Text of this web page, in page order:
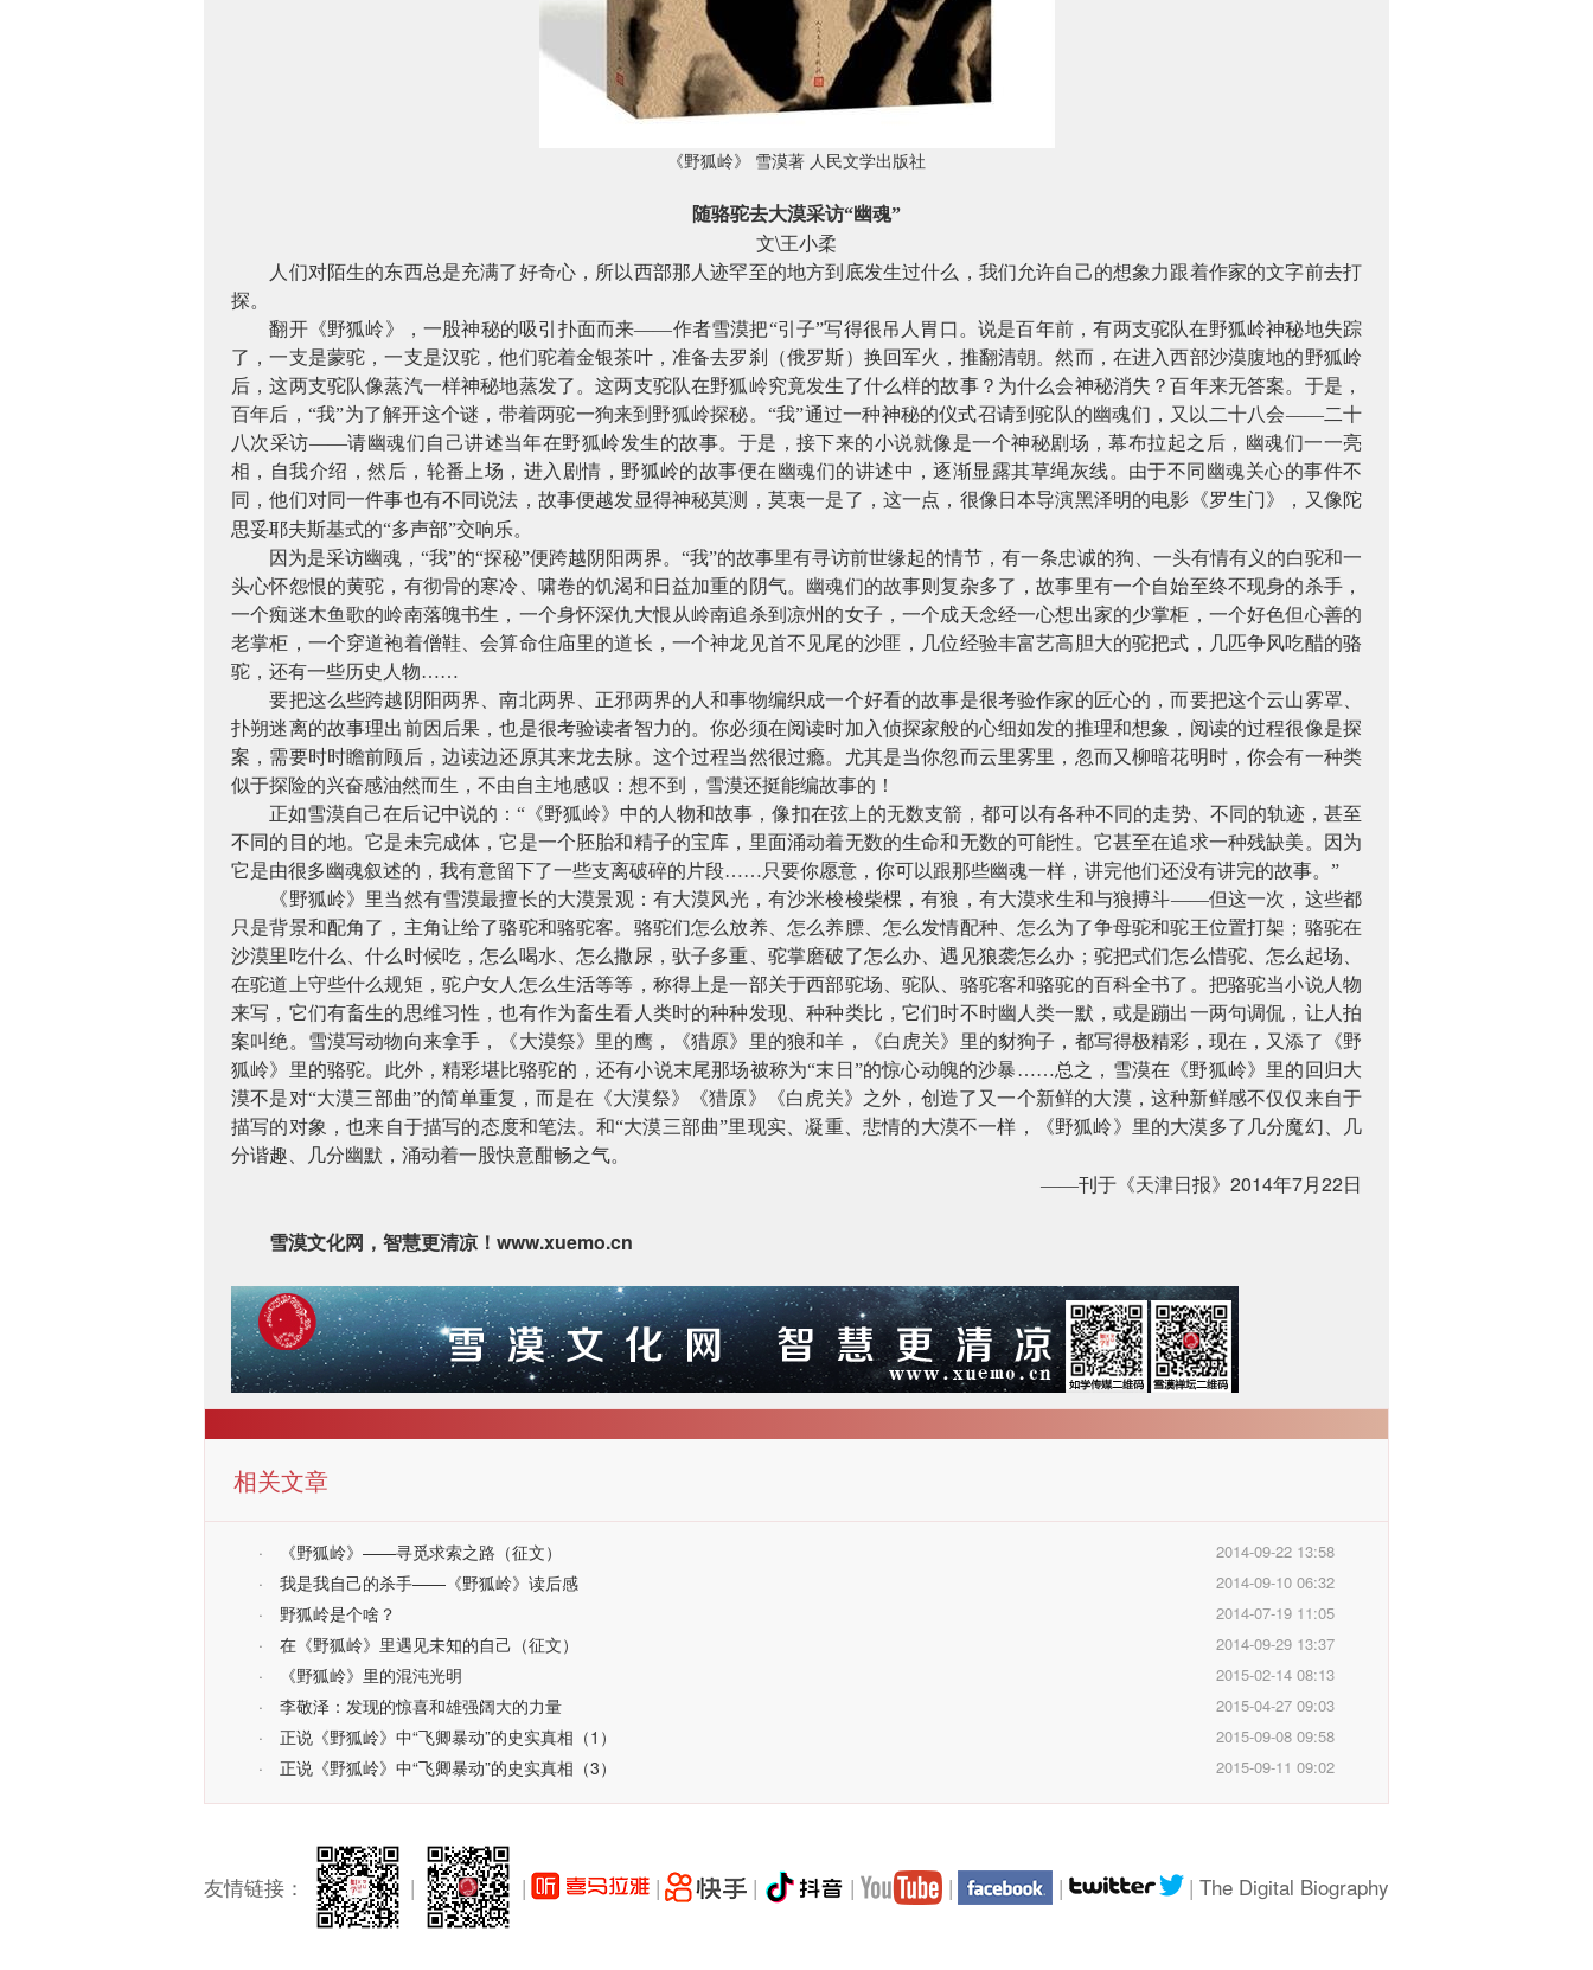
《野狐岭》 雪漠著 人民文学出版社
随骆驼去大漠采访“幽魂”
文\王小柔
人们对陌生的东西总是充满了好奇心，所以西部那人迹罕至的地方到底发生过什么，我们允许自己的想象力跟着作家的文字前去打
探。
翻开《野狐岭》，一股神秘的吸引扑面而来——作者雪漠把“引子”写得很吊人胃口。说是百年前，有两支驼队在野狐岭神秘地失踪
了，一支是蒙驼，一支是汉驼，他们驼着金银茶叶，准备去罗刹（俄罗斯）换回军火，推翻清朝。然而，在进入西部沙漠腹地的野狐岭
后，这两支驼队像蒸汽一样神秘地蒸发了。这两支驼队在野狐岭究竟发生了什么样的故事？为什么会神秘消失？百年来无答案。于是，
百年后，“我”为了解开这个谜，带着两驼一狗来到野狐岭探秘。“我”通过一种神秘的仪式召请到驼队的幽魂们，又以二十八会——二十
八次采访——请幽魂们自己讲述当年在野狐岭发生的故事。于是，接下来的小说就像是一个神秘剧场，幕布拉起之后，幽魂们一一亮
相，自我介绍，然后，轮番上场，进入剧情，野狐岭的故事便在幽魂们的讲述中，逐渐显露其草绳灰线。由于不同幽魂关心的事件不
同，他们对同一件事也有不同说法，故事便越发显得神秘莫测，莫衷一是了，这一点，很像日本导演黑泽明的电影《罗生门》，又像陀
思妥耶夫斯基式的“多声部”交响乐。
因为是采访幽魂，“我”的“探秘”便跨越阴阳两界。“我”的故事里有寻访前世缘起的情节，有一条忠诚的狗、一头有情有义的白驼和一
头心怀怨恨的黄驼，有彻骨的寒冷、啸卷的饥渴和日益加重的阴气。幽魂们的故事则复杂多了，故事里有一个自始至终不现身的杀手，
一个痴迷木鱼歌的岭南落魄书生，一个身怀深仇大恨从岭南追杀到凉州的女子，一个成天念经一心想出家的少掌柜，一个好色但心善的
老掌柜，一个穿道袍着僧鞋、会算命住庙里的道长，一个神龙见首不见尾的沙匪，几位经验丰富艺高胆大的驼把式，几匹争风吃醋的骆
驼，还有一些历史人物……
要把这么些跨越阴阳两界、南北两界、正邪两界的人和事物编织成一个好看的故事是很考验作家的匠心的，而要把这个云山雾罩、
扑朔迷离的故事理出前因后果，也是很考验读者智力的。你必须在阅读时加入侦探家般的心细如发的推理和想象，阅读的过程很像是探
案，需要时时瞻前顾后，边读边还原其来龙去脉。这个过程当然很过瘾。尤其是当你忽而云里雾里，忽而又柳暗花明时，你会有一种类
似于探险的兴奋感油然而生，不由自主地感叹：想不到，雪漠还挺能编故事的！
正如雪漠自己在后记中说的：“《野狐岭》中的人物和故事，像扣在弦上的无数支箭，都可以有各种不同的走势、不同的轨迹，甚至
不同的目的地。它是未完成体，它是一个胚胎和精子的宝库，里面涌动着无数的生命和无数的可能性。它甚至在追求一种残缺美。因为
它是由很多幽魂叙述的，我有意留下了一些支离破碎的片段……只要你愿意，你可以跟那些幽魂一样，讲完他们还没有讲完的故事。”
《野狐岭》里当然有雪漠最擅长的大漠景观：有大漠风光，有沙米梭梭柴棵，有狼，有大漠求生和与狼搏斗——但这一次，这些都
只是背景和配角了，主角让给了骆驼和骆驼客。骆驼们怎么放养、怎么养膘、怎么发情配种、怎么为了争母驼和驼王位置打架；骆驼在
沙漠里吃什么、什么时候吃，怎么喝水、怎么撒尿，驮子多重、驼掌磨破了怎么办、遇见狼袭怎么办；驼把式们怎么惜驼、怎么起场、
在驼道上守些什么规矩，驼户女人怎么生活等等，称得上是一部关于西部驼场、驼队、骆驼客和骆驼的百科全书了。把骆驼当小说人物
来写，它们有畜生的思维习性，也有作为畜生看人类时的种种发现、种种类比，它们时不时幽人类一默，或是蹦出一两句调侃，让人拍
案叫绝。雪漠写动物向来拿手，《大漠祭》里的鹰，《猎原》里的狼和羊，《白虎关》里的豺狗子，都写得极精彩，现在，又添了《野
狐岭》里的骆驼。此外，精彩堪比骆驼的，还有小说末尾那场被称为“末日”的惊心动魄的沙暴……总之，雪漠在《野狐岭》里的回归大
漠不是对“大漠三部曲”的简单重复，而是在《大漠祭》《猎原》《白虎关》之外，创造了又一个新鲜的大漠，这种新鲜感不仅仅来自于
描写的对象，也来自于描写的态度和笔法。和“大漠三部曲”里现实、凝重、悲情的大漠不一样，《野狐岭》里的大漠多了几分魔幻、几
分谐趣、几分幽默，涌动着一股快意酣畅之气。
——刊于《天津日报》 2014年7月 22 日
雪漠文化网，智慧更清凉！www.xuemo.cn
相关文章
· 《野狐岭》——寻觅求索之路（征文） 2014-09-22 13:58
· 我是我自己的杀手——《野狐岭》读后感 2014-09-10 06:32
· 野狐岭是个啥？ 2014-07-19 11:05
· 在《野狐岭》里遇见未知的自己（征文） 2014-09-29 13:37
· 《野狐岭》里的混沌光明 2015-02-14 08:13
· 李敬泽：发现的惊喜和雄强阔大的力量 2015-04-27 09:03
· 正说《野狐岭》中“飞卿暴动”的史实真相（1） 2015-09-08 09:58
· 正说《野狐岭》中“飞卿暴动”的史实真相（3） 2015-09-11 09:02
友情链接： | | | | | | | | The Digital Biography